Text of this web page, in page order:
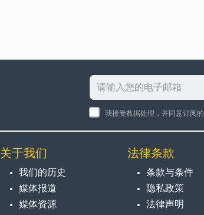
我接受数据处理，并同意订阅的
关于我们
我们的历史
媒体报道
媒体资源
法律条款
条款与条件
隐私政策
法律声明